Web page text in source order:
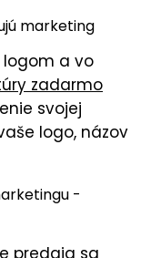
marketing
a vo
zadarmo
svojej
logo, názov
-
predaja sa